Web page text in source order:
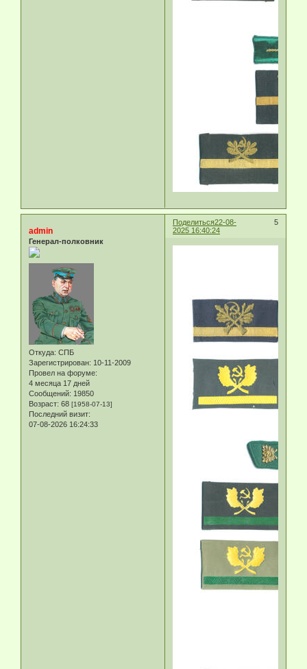
Поделиться 5
22-08-
2025 16:40:24
admin
Генерал-полковник
Откуда: СПБ
Зарегистрирован: 10-11-2009
Провел на форуме:
4 месяца 17 дней
Сообщений: 19850
Возраст: 68 [1958-07-13]
Последний визит:
07-08-2026 16:24:33